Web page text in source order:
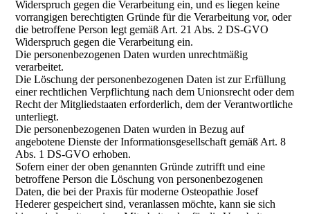
Widerspruch gegen die Verarbeitung ein, und es liegen keine
vorrangigen berechtigten Gründe für die Verarbeitung vor, oder
die betroffene Person legt gemäß Art. 21 Abs. 2 DS-GVO
Widerspruch gegen die Verarbeitung ein.
Die personenbezogenen Daten wurden unrechtmäßig
verarbeitet.
Die Löschung der personenbezogenen Daten ist zur Erfüllung
einer rechtlichen Verpflichtung nach dem Unionsrecht oder dem
Recht der Mitgliedstaaten erforderlich, dem der Verantwortliche
unterliegt.
Die personenbezogenen Daten wurden in Bezug auf
angebotene Dienste der Informationsgesellschaft gemäß Art. 8
Abs. 1 DS-GVO erhoben.
Sofern einer der oben genannten Gründe zutrifft und eine
betroffene Person die Löschung von personenbezogenen
Daten, die bei der Praxis für moderne Osteopathie Josef
Hederer gespeichert sind, veranlassen möchte, kann sie sich